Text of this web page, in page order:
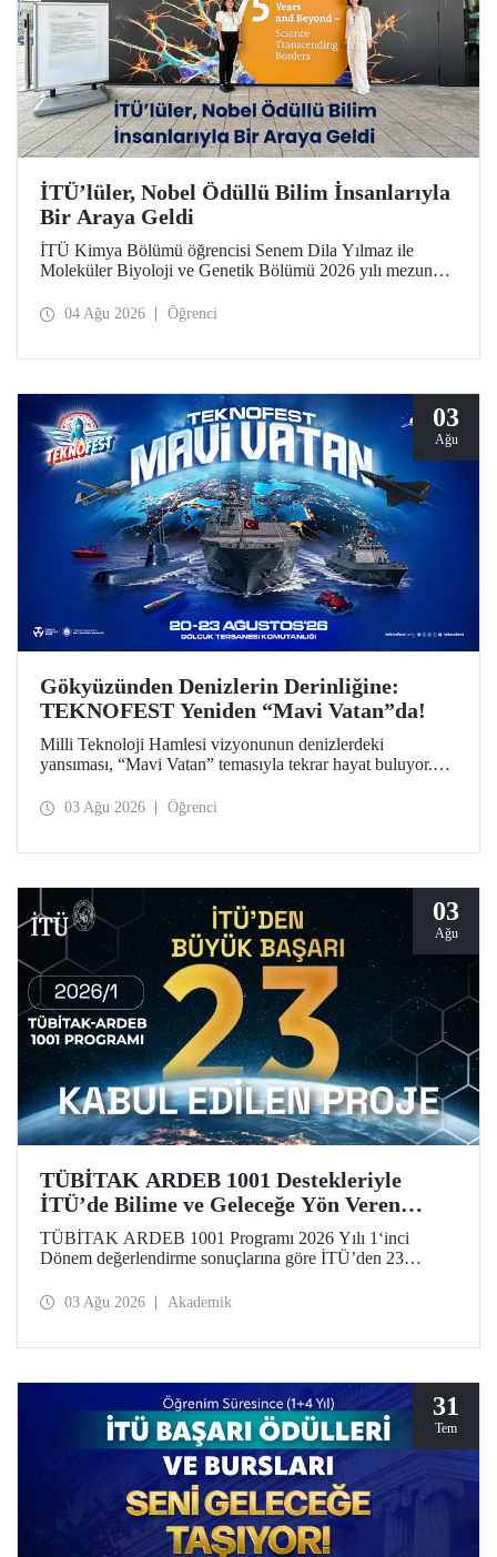
İTÜ’lüler, Nobel Ödüllü Bilim İnsanlarıyla
Bir Araya Geldi
İTÜ Kimya Bölümü öğrencisi Senem Dila Yılmaz ile
Moleküler Biyoloji ve Genetik Bölümü 2026 yılı mezunu
Etkinliklere Katılım Desteği kapsamında 75’inci Lindau
04 Ağu 2026 Öğrenci
03
Ağu
Gökyüzünden Denizlerin Derinliğine:
TEKNOFEST Yeniden “Mavi Vatan”da!
Milli Teknoloji Hamlesi vizyonunun denizlerdeki
yansıması, “Mavi Vatan” temasıyla tekrar hayat buluyor.
tarihlerinde Gölcük Tersanesi Komutanlığı’nda
03 Ağu 2026 Öğrenci
03
Ağu
TÜBİTAK ARDEB 1001 Destekleriyle
İTÜ’de Bilime ve Geleceğe Yön Veren
Başarı
TÜBİTAK ARDEB 1001 Programı 2026 Yılı 1‘inci
Dönem değerlendirme sonuçlarına göre İTÜ’den 23
03 Ağu 2026 Akademik
31
Tem